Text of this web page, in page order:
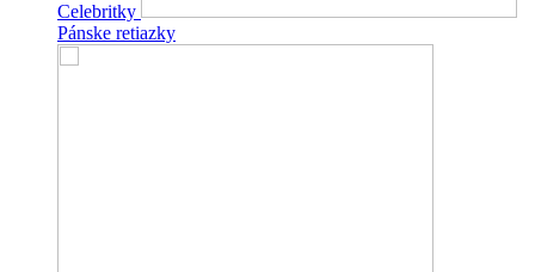
Celebritky
Pánske retiazky